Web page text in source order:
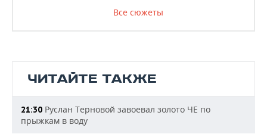
Все сюжеты
ЧИТАЙТЕ ТАКЖЕ
21:30 Руслан Терновой завоевал золото ЧЕ по
прыжкам в воду